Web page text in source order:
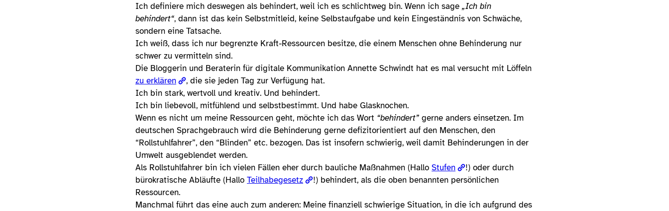
Ich definiere mich deswegen als behindert, weil ich es schlichtweg bin. Wenn ich sage „Ich bin
behindert“, dann ist das kein Selbstmitleid, keine Selbstaufgabe und kein Eingeständnis von Schwäche,
sondern eine Tatsache.
Ich weiß, dass ich nur begrenzte Kraft-Ressourcen besitze, die einem Menschen ohne Behinderung nur
schwer zu vermitteln sind.
Die Bloggerin und Beraterin für digitale Kommunikation Annette Schwindt hat es mal versucht mit Löffeln
zu erklären
, die sie jeden Tag zur Verfügung hat.
Ich bin stark, wertvoll und kreativ. Und behindert.
Ich bin liebevoll, mitfühlend und selbstbestimmt. Und habe Glasknochen.
Wenn es nicht um meine Ressourcen geht, möchte ich das Wort “behindert” gerne anders einsetzen. Im
deutschen Sprachgebrauch wird die Behinderung gerne defizitorientiert auf den Menschen, den
“Rollstuhlfahrer”, den “Blinden” etc. bezogen. Das ist insofern schwierig, weil damit Behinderungen in der
Umwelt ausgeblendet werden.
Als Rollstuhlfahrer bin ich vielen Fällen eher durch bauliche Maßnahmen (Hallo Stufen
!) oder durch
bürokratische Abläufte (Hallo Teilhabegesetz
!) behindert, als die oben benannten persönlichen
Ressourcen.
Manchmal führt das eine auch zum anderen: Meine finanziell schwierige Situation, in die ich aufgrund des